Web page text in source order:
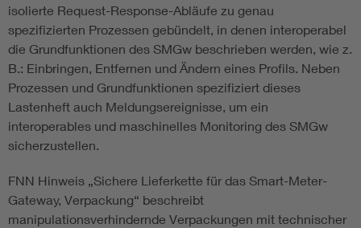
isolierte Request-Response-Abläufe zu genau
spezifizierten Prozessen gebündelt, in denen interoperabel
die Grundfunktionen des SMGw beschrieben werden, wie z.
B.: Einbringen, Entfernen und Ändern eines Profils. Neben
Prozessen und Grundfunktionen spezifiziert dieses
Lastenheft auch Meldungsereignisse, um ein
interoperables und maschinelles Monitoring des SMGw
sicherzustellen.
FNN Hinweis „Sichere Lieferkette für das Smart-Meter-
Gateway, Verpackung“ beschreibt
manipulationsverhindernde Verpackungen mit technischer